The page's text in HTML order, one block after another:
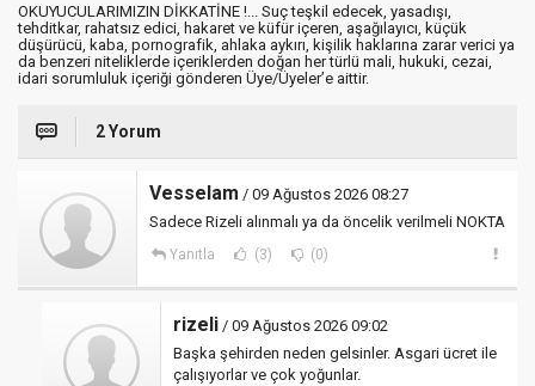
OKUYUCULARIMIZIN DİKKATİNE !... Suç teşkil edecek, yasadışı,
tehditkar, rahatsız edici, hakaret ve küfür içeren, aşağılayıcı, küçük
düşürücü, kaba, pornografik, ahlaka aykırı, kişilik haklarına zarar verici ya
da benzeri niteliklerde içeriklerden doğan her türlü mali, hukuki, cezai,
idari sorumluluk içeriği gönderen Üye/Üyeler’e aittir.
2 Yorum
Vesselam / 09 Ağustos 2026 08:27
Sadece Rizeli alınmalı ya da öncelik verilmeli NOKTA
Yanıtla (3) (0)
rizeli / 09 Ağustos 2026 09:02
Başka şehirden neden gelsinler. Asgari ücret ile
çalışıyorlar ve çok yoğunlar.